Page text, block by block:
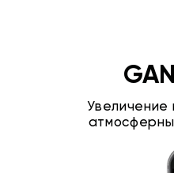
Увеличение